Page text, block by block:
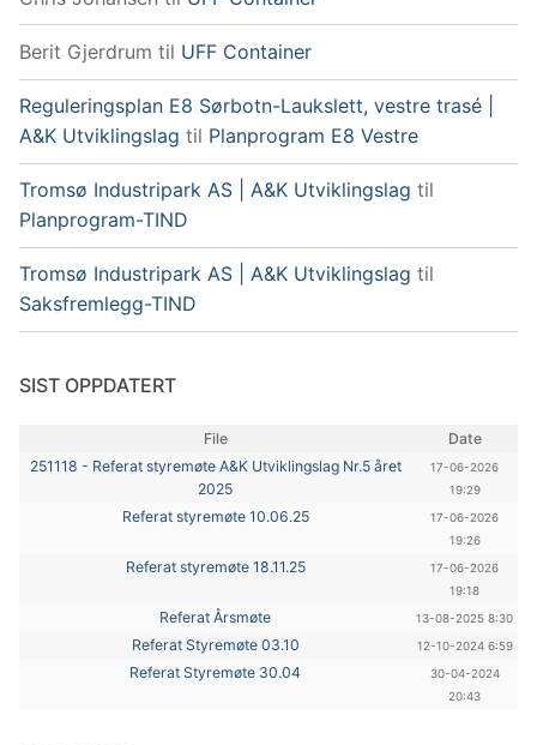
Berit Gjerdrum til UFF Container
Reguleringsplan E8 Sørbotn-Laukslett, vestre trasé |
A&K Utviklingslag til Planprogram E8 Vestre
Tromsø Industripark AS | A&K Utviklingslag til
Planprogram-TIND
Tromsø Industripark AS | A&K Utviklingslag til
Saksfremlegg-TIND
SIST OPPDATERT
File
Date
251118 - Referat styremøte A&K Utviklingslag Nr.5 året
2025
17-06-2026
19:29
Referat styremøte 10.06.25
17-06-2026
19:26
Referat styremøte 18.11.25
17-06-2026
19:18
Referat Årsmøte 13-08-2025 8:30
Referat Styremøte 03.10 12-10-2024 6:59
Referat Styremøte 30.04
30-04-2024
20:43